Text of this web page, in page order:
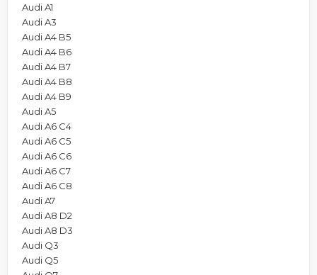
Audi A1
Audi A3
Audi A4 B5
Audi A4 B6
Audi A4 B7
Audi A4 B8
Audi A4 B9
Audi A5
Audi A6 C4
Audi A6 C5
Audi A6 C6
Audi A6 C7
Audi A6 C8
Audi A7
Audi A8 D2
Audi A8 D3
Audi Q3
Audi Q5